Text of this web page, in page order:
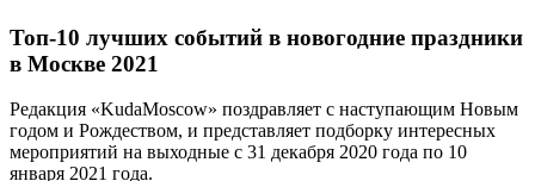
Топ-10 лучших событий в новогодние праздники
в Москве 2021
Редакция «KudaMoscow» поздравляет с наступающим Новым
годом и Рождеством, и представляет подборку интересных
мероприятий на выходные с 31 декабря 2020 года по 10
января 2021 года.